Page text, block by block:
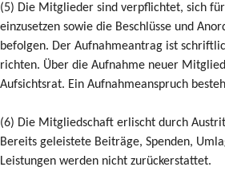
(5) Die Mitglieder sind verpflichtet, sich
einzusetzen sowie die Beschlüsse und
befolgen. Der Aufnahmeantrag ist
richten. Über die Aufnahme neuer
Aufsichtsrat. Ein Aufnahmeanspruch
(6) Die Mitgliedschaft erlischt durch
Bereits geleistete Beiträge, Spenden,
Leistungen werden nicht zurückerstattet.